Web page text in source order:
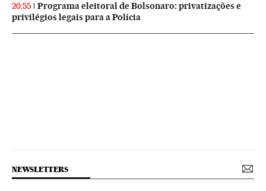
20:55
Programa eleitoral de Bolsonaro: privatizações e
privilégios legais para a Polícia
NEWSLETTERS